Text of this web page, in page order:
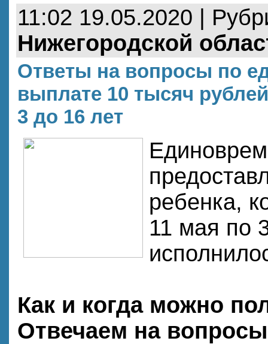
11:02 19.05.2020 |
Нижегородской
Ответы на вопросы по
выплате 10 тысяч
3 до 16 лет
ребенка,
11 мая по
Как и когда можно
Отвечаем на